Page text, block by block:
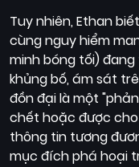
Tuy nhiên, Ethan
cùng nguy hiểm
minh bóng tối)
khủng bố, ám sát
đồn đại là một
chết hoặc được cho
thông tin tương
mục đích phá hoại